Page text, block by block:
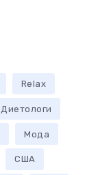
Relax
Диетологи
Мода
США